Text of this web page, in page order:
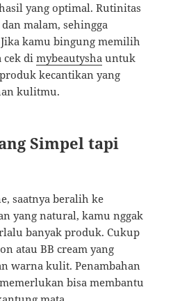
yang optimal. Rutinitas
malam, sehingga
kamu bingung memilih
cek dimybeautysha untuk
kecantikan yang
kulitmu.
Simpel tapi
saatnya beralih ke
yang natural, kamu nggak
banyak produk. Cukup
atau BB cream yang
warna kulit. Penambahan
bisa membantu